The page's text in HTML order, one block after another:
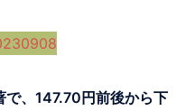
で、147.70円前後から下